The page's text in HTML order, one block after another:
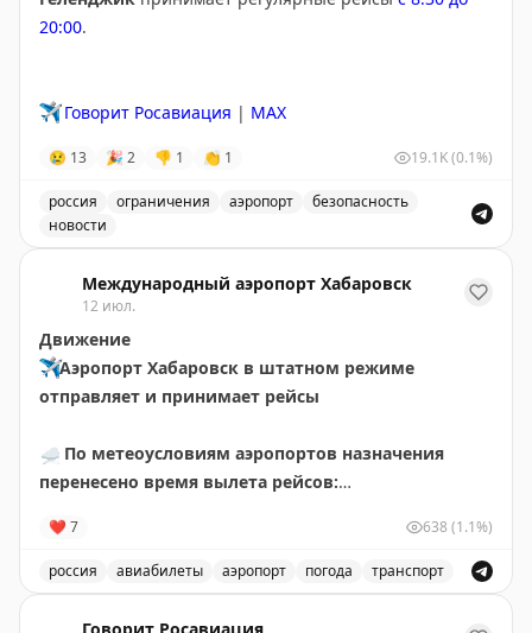
20:00.
✈️ Говорит Росавиация | MAX
😢 13 🎉 2 👎 1 👏 1 19.1K(0.1%)
россия ограничения аэропорт
безопасность
новости
Международный аэропорт Хабаровск
12 июл.
Движение
✈️Аэропорт Хабаровск в штатном режиме
отправляет и принимает рейсы
☁️ По метеоусловиям аэропортов назначения
перенесено время вылета рейсов:
Ожидаемое время отправления – 14 июля в 12.30
🟡НИ411 Хабаровск – Чегдомын. Ожидаемое время
отправления – 15 июля в 10.35
❤ 7 638 (1.1%)
россия авиабилеты аэропорт погода транспорт